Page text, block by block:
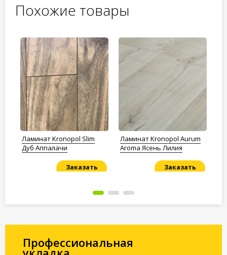
Похожие товары
Ламинат Kronopol Slim
Дуб Аппалачи
Заказать
Ламинат Kronopol Aurum
Aroma Ясень Лилия
Заказать
Профессиональная